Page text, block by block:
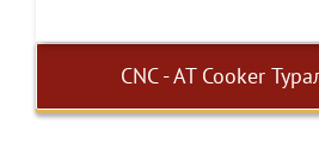
CNC - AT Cooker